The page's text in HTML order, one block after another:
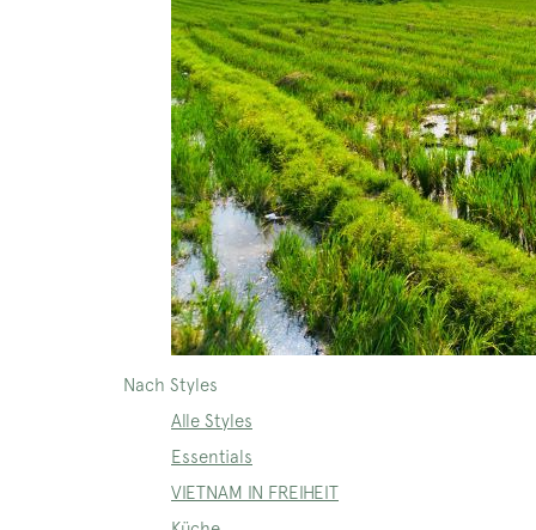
Nach Styles
Alle Styles
Essentials
VIETNAM IN FREIHEIT